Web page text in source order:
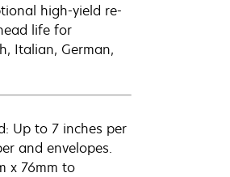
high-yield re-
life for
Italian, German,
Up to 7 inches per
and envelopes.
x 76mm to